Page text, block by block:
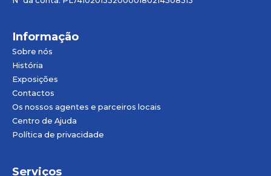
Informação
Sobre nós
História
Exposições
Contactos
Os nossos agentes e parceiros locais
Centro de Ajuda
Política de privacidade
Serviços